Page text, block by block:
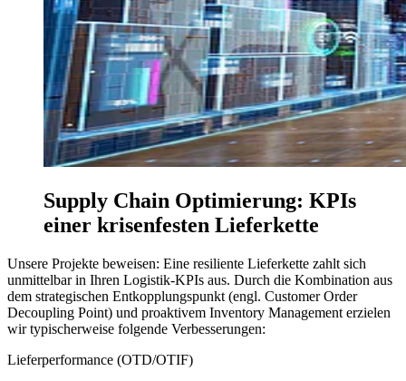
Supply Chain Optimierung: KPIs
einer krisenfesten Lieferkette
Unsere Projekte beweisen: Eine resiliente Lieferkette zahlt sich
unmittelbar in Ihren Logistik-KPIs aus. Durch die Kombination aus
dem strategischen Entkopplungspunkt (engl. Customer Order
Decoupling Point) und proaktivem Inventory Management erzielen
wir typischerweise folgende Verbesserungen:
Lieferperformance (OTD/OTIF)